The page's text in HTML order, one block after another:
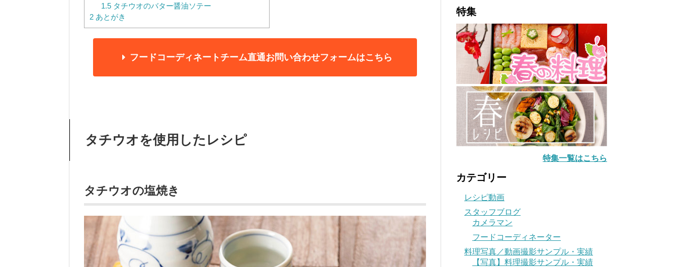
1.5タチウオのバター醤油ソテー
2 あとがき
フードコーディネートチーム直通お問い合わせフォームはこちら
タチウオを使用したレシピ
タチウオの塩焼き
特集
特集一覧はこちら
カテゴリー
レシピ動画
スタッフブログ
カメラマン
フードコーディネーター
料理写真／動画撮影サンプル・実績
【写真】料理撮影サンプル・実績